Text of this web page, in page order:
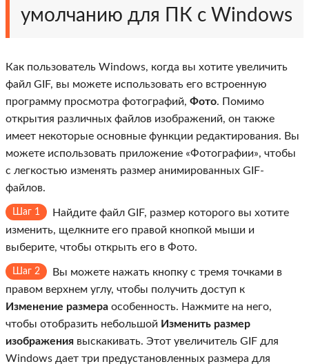
умолчанию для ПК с Windows
Как пользователь Windows, когда вы хотите увеличить
файл GIF, вы можете использовать его встроенную
программу просмотра фотографий, Фото. Помимо
открытия различных файлов изображений, он также
имеет некоторые основные функции редактирования. Вы
можете использовать приложение «Фотографии», чтобы
с легкостью изменять размер анимированных GIF-
файлов.
Шаг 1
Найдите файл GIF, размер которого вы хотите
изменить, щелкните его правой кнопкой мыши и
выберите, чтобы открыть его в Фото.
Шаг 2
Вы можете нажать кнопку с тремя точками в
правом верхнем углу, чтобы получить доступ к
Изменение размера особенность. Нажмите на него,
чтобы отобразить небольшой Изменить размер
изображения выскакивать. Этот увеличитель GIF для
Windows дает три предустановленных размера для